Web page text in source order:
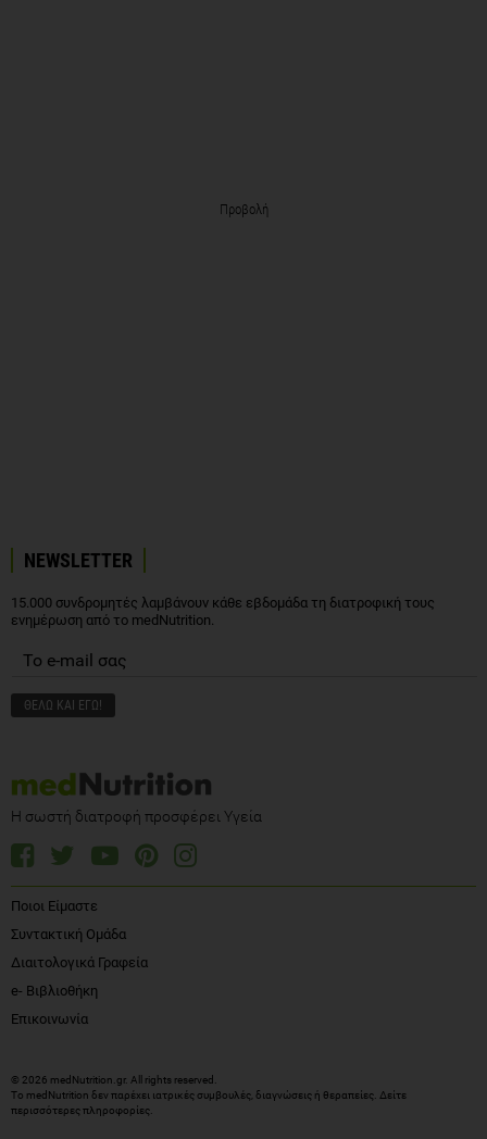
Προβολή
NEWSLETTER
15.000 συνδρομητές λαμβάνουν κάθε εβδομάδα τη διατροφική τους
ενημέρωση από το medNutrition.
Η σωστή διατροφή προσφέρει Υγεία
Ποιοι Είμαστε
Συντακτική Ομάδα
Διαιτολογικά Γραφεία
e- Βιβλιοθήκη
Επικοινωνία
© 2026 medNutrition.gr. All rights reserved.
Το medNutrition δεν παρέχει ιατρικές συμβουλές, διαγνώσεις ή θεραπείες. Δείτε
περισσότερες πληροφορίες